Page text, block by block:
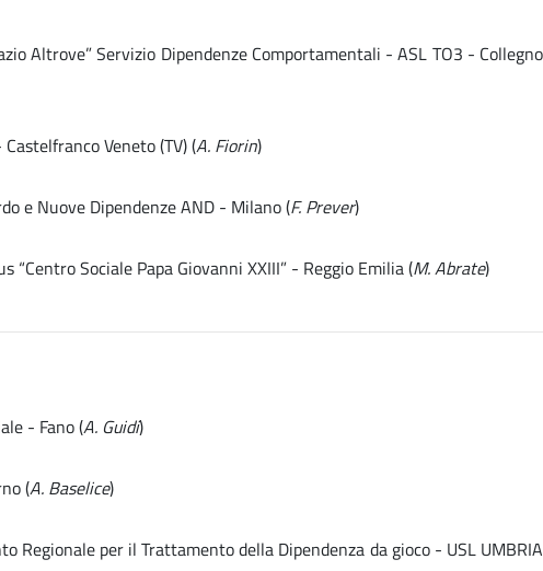
Altrove” Servizio Dipendenze Comportamentali - ASL TO3 - Collegno
Veneto (TV) (A. Fiorin)
e Nuove Dipendenze AND - Milano (F. Prever)
Sociale Papa Giovanni XXIII” - Reggio Emilia (M. Abrate)
- Fano (A. Guidi)
(A. Baselice)
Regionale per il Trattamento della Dipendenza da gioco - USL UMBRIA